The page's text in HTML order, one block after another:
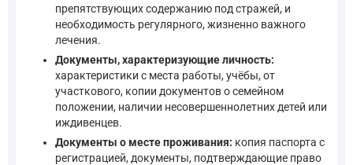
препятствующих содержанию под стражей, и
необходимость регулярного, жизненно важного
лечения.
Документы, характеризующие личность:
характеристики с места работы, учёбы, от
участкового, копии документов о семейном
положении, наличии несовершеннолетних детей или
иждивенцев.
Документы о месте проживания: копия паспорта с
регистрацией, документы, подтверждающие право